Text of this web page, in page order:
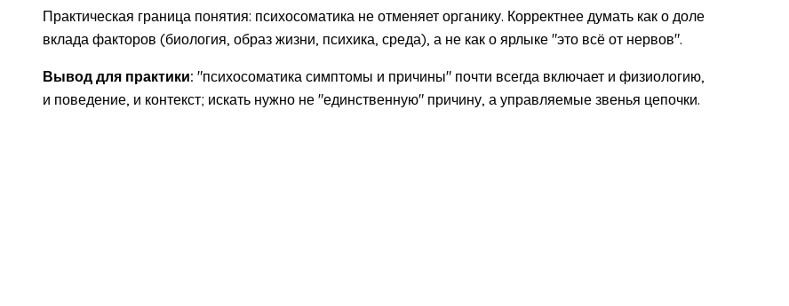
Практическая граница понятия: психосоматика не отменяет органику. Корректнее думать как о доле
вклада факторов (биология, образ жизни, психика, среда), а не как о ярлыке "это всё от нервов".
Вывод для практики: "психосоматика симптомы и причины" почти всегда включает и физиологию,
и поведение, и контекст; искать нужно не "единственную" причину, а управляемые звенья цепочки.